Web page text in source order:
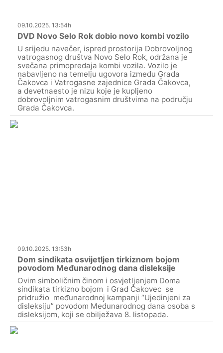
09.10.2025. 13:54h
DVD Novo Selo Rok dobio novo kombi vozilo
U srijedu navečer, ispred prostorija Dobrovoljnog
vatrogasnog društva Novo Selo Rok, održana je
svečana primopredaja kombi vozila. Vozilo je
nabavljeno na temelju ugovora između Grada
Čakovca i Vatrogasne zajednice Grada Čakovca,
a devetnaesto je nizu koje je kupljeno
dobrovoljnim vatrogasnim društvima na području
Grada Čakovca.
09.10.2025. 13:53h
Dom sindikata osvijetljen tirkiznom bojom
povodom Međunarodnog dana disleksije
Ovim simboličnim činom i osvjetljenjem Doma
sindikata tirkizno bojom i Grad Čakovec se
pridružio međunarodnoj kampanji “Ujedinjeni za
disleksiju” povodom Međunarodnog dana osoba s
disleksijom, koji se obilježava 8. listopada.